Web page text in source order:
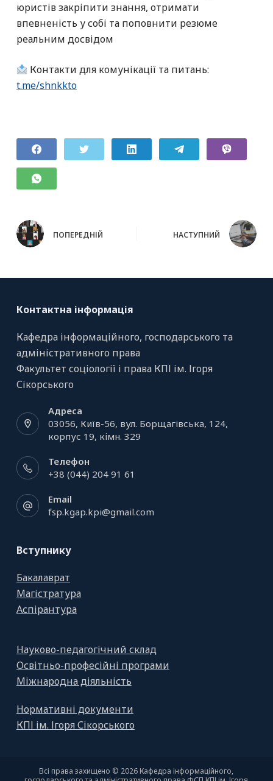
юристів закріпити знання, отримати
впевненість у собі та поповнити резюме
реальним досвідом
Контакти для комунікації та питань:
t.me/shnkktо
ПОПЕРЕДНІЙ НАСТУПНИЙ
Контактна інформація
Кафедра інформаційного, господарського та
адміністративного права
Факультет соціології і права КПІ ім. Ігоря
Сікорського
Адреса
03056, Київ-56, вул. Борщагівська, 124,
корпус 19, кiмн. 329
Телефон
+38 (044) 204 91 61
Email
fsp.kgap.kpi@gmail.com
Вступнику
Бакалаврат
Магістратура
Аспірантура
Науково-педагогічний склад
Освітньо-професійні програми
Міжнародна діяльність
Нормативні документи
КПІ ім. Ігоря Сікорського
Всі права захищено © 2026 Кафедра інформаційного,